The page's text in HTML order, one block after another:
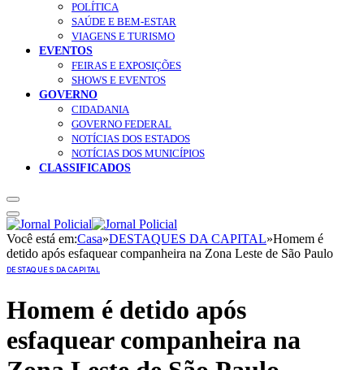
POLÍTICA
SAÚDE E BEM-ESTAR
VIAGENS E TURISMO
EVENTOS
FEIRAS E EXPOSIÇÕES
SHOWS E EVENTOS
GOVERNO
CIDADANIA
GOVERNO FEDERAL
NOTÍCIAS DOS ESTADOS
NOTÍCIAS DOS MUNICÍPIOS
CLASSIFICADOS
Você está em:Casa»DESTAQUES DA CAPITAL»Homem é
detido após esfaquear companheira na Zona Leste de São Paulo
DESTAQUES DA CAPITAL
Homem é detido após
esfaquear companheira na